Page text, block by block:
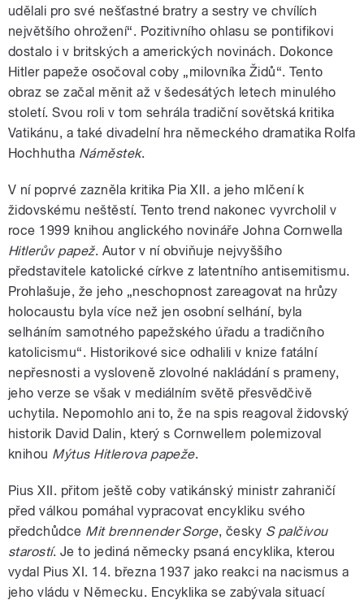
udělali pro své nešťastné bratry a sestry ve chvílích
největšího ohrožení“. Pozitivního ohlasu se pontifikovi
dostalo i v britských a amerických novinách. Dokonce
Hitler papeže osočoval coby „milovníka Židů“. Tento
obraz se začal měnit až v šedesátých letech minulého
století. Svou roli v tom sehrála tradiční sovětská kritika
Vatikánu, a také divadelní hra německého dramatika Rolfa
Hochhutha Náměstek.
V ní poprvé zazněla kritika Pia XII. a jeho mlčení k
židovskému neštěstí. Tento trend nakonec vyvrcholil v
roce 1999 knihou anglického novináře Johna Cornwella
Hitlerův papež. Autor v ní obviňuje nejvyššího
představitele katolické církve z latentního antisemitismu.
Prohlašuje, že jeho „neschopnost zareagovat na hrůzy
holocaustu byla více než jen osobní selhání, byla
selháním samotného papežského úřadu a tradičního
katolicismu“. Historikové sice odhalili v knize fatální
nepřesnosti a vysloveně zlovolné nakládání s prameny,
jeho verze se však v mediálním světě přesvědčivě
uchytila. Nepomohlo ani to, že na spis reagoval židovský
historik David Dalin, který s Cornwellem polemizoval
knihou Mýtus Hitlerova papeže.
Pius XII. přitom ještě coby vatikánský ministr zahraničí
před válkou pomáhal vypracovat encykliku svého
předchůdce Mit brennender Sorge, česky S palčivou
starostí. Je to jediná německy psaná encyklika, kterou
vydal Pius XI. 14. března 1937 jako reakci na nacismus a
jeho vládu v Německu. Encyklika se zabývala situací